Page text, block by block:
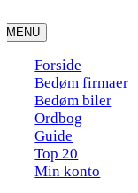
to
content
MENU
Forside
Bedøm firmaer
Bedøm biler
Ordbog
Guide
Top 20
Min konto